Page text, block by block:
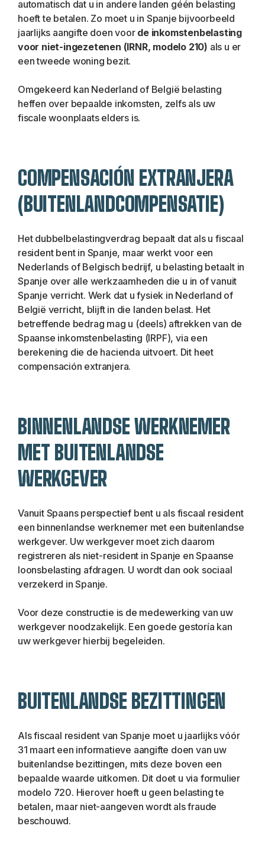
automatisch dat u in andere landen géén belasting
hoeft te betalen. Zo moet u in Spanje bijvoorbeeld
jaarlijks aangifte doen voor de inkomstenbelasting
voor niet-ingezetenen (IRNR, modelo 210) als u er
een tweede woning bezit.
Omgekeerd kan Nederland of België belasting
heffen over bepaalde inkomsten, zelfs als uw
fiscale woonplaats elders is.
COMPENSACIÓN EXTRANJERA
(BUITENLANDCOMPENSATIE)
Het dubbelbelastingverdrag bepaalt dat als u fiscaal
resident bent in Spanje, maar werkt voor een
Nederlands of Belgisch bedrijf, u belasting betaalt in
Spanje over alle werkzaamheden die u in of vanuit
Spanje verricht. Werk dat u fysiek in Nederland of
België verricht, blijft in die landen belast. Het
betreffende bedrag mag u (deels) aftrekken van de
Spaanse inkomstenbelasting (IRPF), via een
berekening die de hacienda uitvoert. Dit heet
compensación extranjera.
BINNENLANDSE WERKNEMER
MET BUITENLANDSE
WERKGEVER
Vanuit Spaans perspectief bent u als fiscaal resident
een binnenlandse werknemer met een buitenlandse
werkgever. Uw werkgever moet zich daarom
registreren als niet-resident in Spanje en Spaanse
loonsbelasting afdragen. U wordt dan ook sociaal
verzekerd in Spanje.
Voor deze constructie is de medewerking van uw
werkgever noodzakelijk. Een goede gestoría kan
uw werkgever hierbij begeleiden.
BUITENLANDSE BEZITTINGEN
Als fiscaal resident van Spanje moet u jaarlijks vóór
31 maart een informatieve aangifte doen van uw
buitenlandse bezittingen, mits deze boven een
bepaalde waarde uitkomen. Dit doet u via formulier
modelo 720. Hierover hoeft u geen belasting te
betalen, maar niet-aangeven wordt als fraude
beschouwd.